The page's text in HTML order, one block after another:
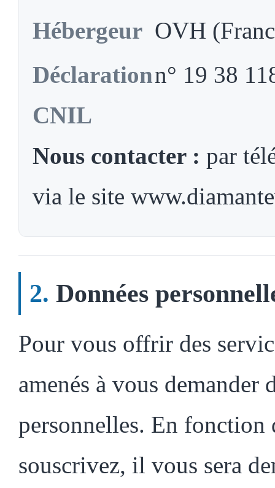
Hébergeur OVH
Déclaration
CNIL
n° 19 38
Nous contacter : par
via le site
Données
Pour vous offrir des
amenés à vous demander
personnelles. En fonction
souscrivez, il vous sera